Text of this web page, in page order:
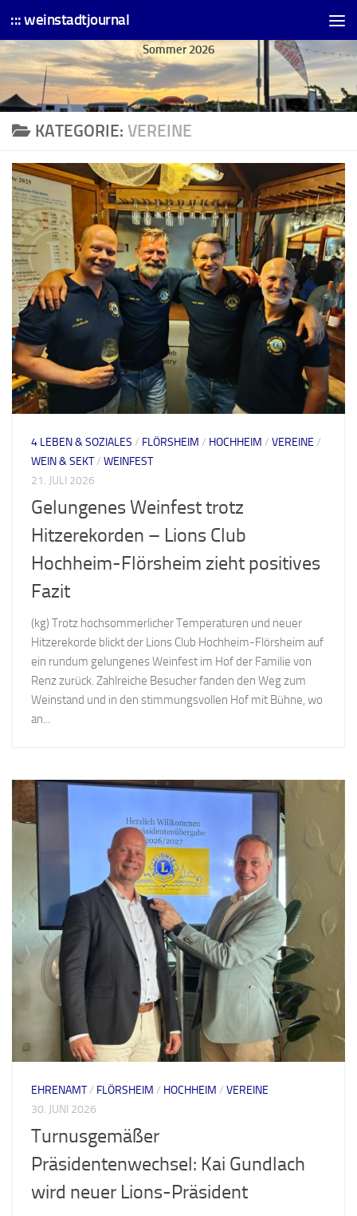
Skip to content
::: weinstadtjournal
Sommer 2026
KATEGORIE: VEREINE
4 LEBEN & SOZIALES / FLÖRSHEIM / HOCHHEIM / VEREINE /
WEIN & SEKT/ WEINFEST
21. JULI 2026
Gelungenes Weinfest trotz
Hitzerekorden – Lions Club
Hochheim-Flörsheim zieht positives
Fazit
(kg) Trotz hochsommerlicher Temperaturen und neuer
Hitzerekorde blickt der Lions Club Hochheim-Flörsheim auf
ein rundum gelungenes Weinfest im Hof der Familie von
Renz zurück. Zahlreiche Besucher fanden den Weg zum
Weinstand und in den stimmungsvollen Hof mit Bühne, wo
an...
EHRENAMT/ FLÖRSHEIM / HOCHHEIM / VEREINE
30. JUNI 2026
Turnusgemäßer
Präsidentenwechsel: Kai Gundlach
wird neuer Lions-Präsident